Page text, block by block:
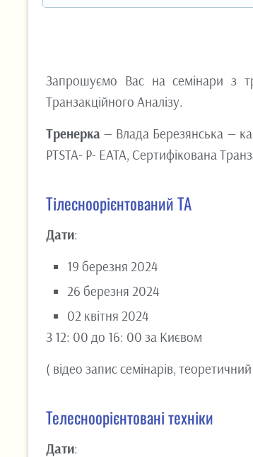
Запрошуємо Вас на семінари з
Транзакційного Аналізу.
Тренерка — Влада Березянська —
PTSTA- P- EATA, Сертифікована
Тілесноорієнтований ТА
Дати:
19 березня 2024
26 березня 2024
02 квітня 2024
З 12: 00 до 16: 00 за Києвом
( відео запис семінарів,
Телесноорієнтовані техніки
Дати: